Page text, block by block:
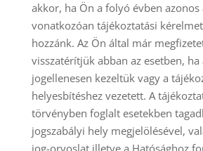
akkor, ha Ön a folyó évben
vonatkozóan tájékoztatási
hozzánk. Az Ön által már
visszatérítjük abban az esetben, ha
jogellenesen kezeltük vagy a
helyesbítéshez vezetett. A
törvényben foglalt esetekben
jogszabályi hely megjelölésével,
jog-orvoslat illetve a Hatósághoz